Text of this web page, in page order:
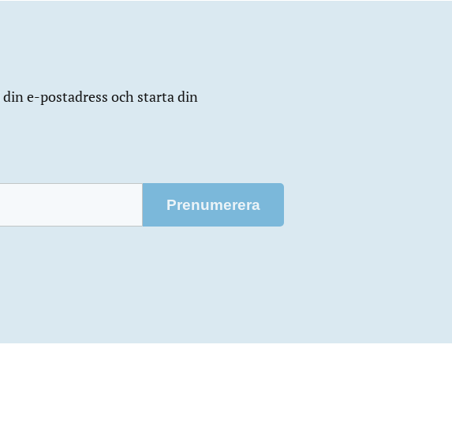
e-postadress och starta din